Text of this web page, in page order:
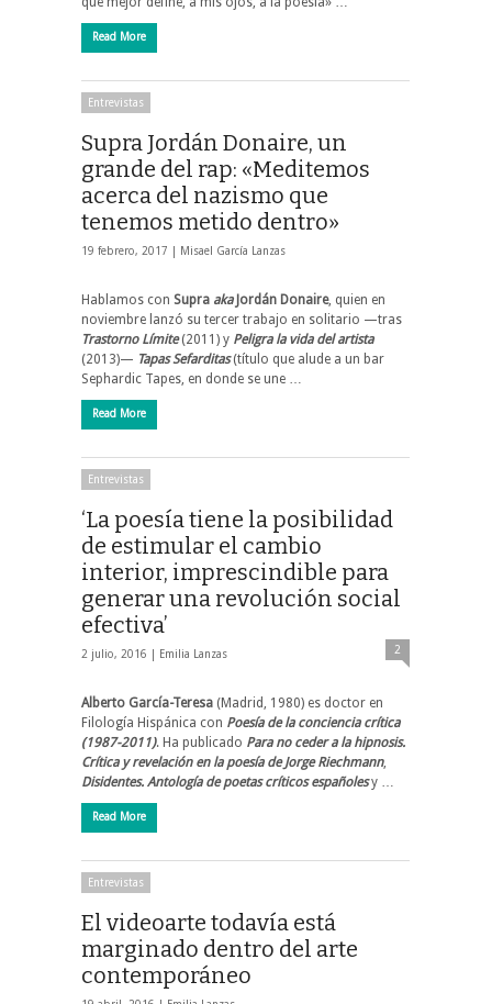
Read More
Entrevistas
Supra Jordán Donaire, un
grande del rap: «Meditemos
acerca del nazismo que
tenemos metido dentro»
19 febrero, 2017 | Misael García Lanzas
Hablamos con Supra aka Jordán Donaire, quien en
noviembre lanzó su tercer trabajo en solitario —tras
Trastorno Límite(2011) y Peligra la vida del artista
(2013)— Tapas Sefarditas(título que alude a un bar
Sephardic Tapes, en donde se une …
Read More
Entrevistas
‘La poesía tiene la posibilidad
de estimular el cambio
interior, imprescindible para
generar una revolución social
efectiva’
2 julio, 2016 | Emilia Lanzas 2
Alberto García-Teresa (Madrid, 1980) es doctor en
Filología Hispánica con Poesía de la conciencia crítica
(1987-2011). Ha publicado Para no ceder a la hipnosis.
Crítica y revelación en la poesía de Jorge Riechmann,
Disidentes. Antología de poetas críticos españolesy …
Read More
Entrevistas
El videoarte todavía está
marginado dentro del arte
contemporáneo